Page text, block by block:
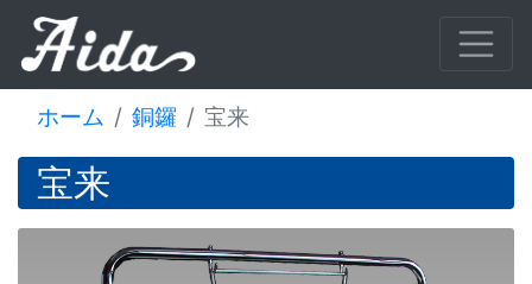
ホーム 銅鑼 宝来
宝来